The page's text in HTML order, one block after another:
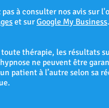
pas à consulter nos avis sur
et surGoogle My Business.
toute thérapie, les résultats
ne peuvent être
patient à l’autre selon sa